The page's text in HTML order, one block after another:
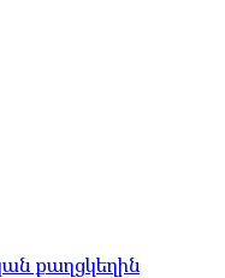
քաղցկեղին